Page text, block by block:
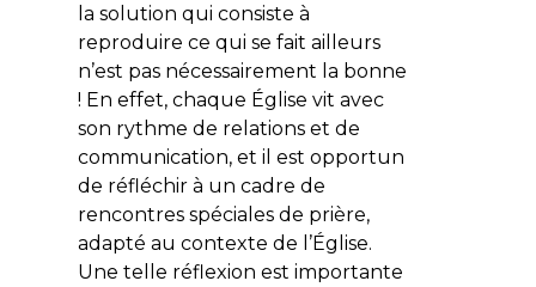
la solution qui consiste à
reproduire ce qui se fait ailleurs
n’est pas nécessairement la bonne
! En effet, chaque Église vit avec
son rythme de relations et de
communication, et il est opportun
de réfléchir à un cadre de
rencontres spéciales de prière,
adapté au contexte de l’Église.
Une telle réflexion est importante